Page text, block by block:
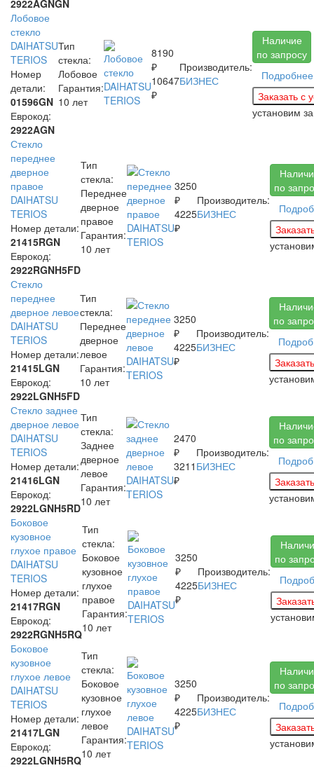
2922AGNGN
Лобовое
стекло
DAIHATSU
TERIOS
Номер
детали:
01596GN
Еврокод:
2922AGN
Тип
стекла:
Лобовое
Гарантия:
10 лет
8190
₽
10647
₽
Производитель:
БИЗНЕС
Наличие
по запросу
Подробнее
установим
Стекло
переднее
дверное
правое
DAIHATSU
TERIOS
Номер детали:
21415RGN
Еврокод:
2922RGNH5FD
Тип
стекла:
Переднее
дверное
правое
Гарантия:
10 лет
3250
₽
4225
₽
Производитель:
БИЗНЕС
по
Стекло
переднее
дверное левое
DAIHATSU
TERIOS
Номер детали:
21415LGN
Еврокод:
2922LGNH5FD
Тип
стекла:
Переднее
дверное
левое
Гарантия:
10 лет
3250
₽
4225
₽
Производитель:
БИЗНЕС
по
Стекло заднее
дверное левое
DAIHATSU
TERIOS
Номер детали:
21416LGN
Еврокод:
2922LGNH5RD
Тип
стекла:
Заднее
дверное
левое
Гарантия:
10 лет
2470
₽
3211
₽
Производитель:
БИЗНЕС
по
Боковое
кузовное
глухое правое
DAIHATSU
TERIOS
Номер детали:
21417RGN
Еврокод:
2922RGNH5RQ
Тип
стекла:
Боковое
кузовное
глухое
правое
Гарантия:
10 лет
3250
₽
4225
₽
Производитель:
БИЗНЕС
по
Боковое
кузовное
глухое левое
DAIHATSU
TERIOS
Номер детали:
21417LGN
Еврокод:
2922LGNH5RQ
Тип
стекла:
Боковое
кузовное
глухое
левое
Гарантия:
10 лет
3250
₽
4225
₽
Производитель:
БИЗНЕС
по